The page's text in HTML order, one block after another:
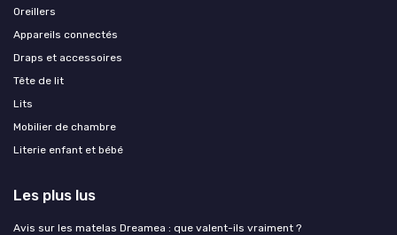
Oreillers
Appareils connectés
Draps et accessoires
Tête de lit
Lits
Mobilier de chambre
Literie enfant et bébé
Les plus lus
Avis sur les matelas Dreamea : que valent-ils vraiment ?